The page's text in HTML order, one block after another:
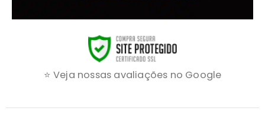
⭐ Veja nossas avaliações no Google